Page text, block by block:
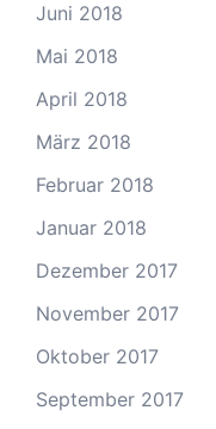
Juni 2018
Mai 2018
April 2018
März 2018
Februar 2018
Januar 2018
Dezember 2017
November 2017
Oktober 2017
September 2017